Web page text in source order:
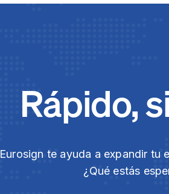
Rápido,
Eurosign te ayuda a expandir tu
¿Qué estás